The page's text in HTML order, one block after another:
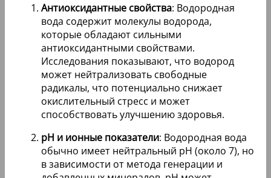
Антиоксидантные свойства: Водородная
вода содержит молекулы водорода,
которые обладают сильными
антиоксидантными свойствами.
Исследования показывают, что водород
может нейтрализовать свободные
радикалы, что потенциально снижает
окислительный стресс и может
способствовать улучшению здоровья.
pH и ионные показатели: Водородная вода
обычно имеет нейтральный pH (около 7), но
в зависимости от метода генерации и